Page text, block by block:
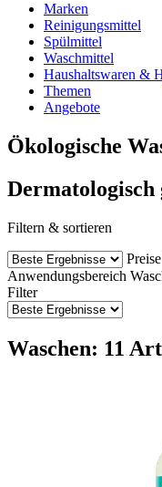
Marken
Reinigungsmittel
Spülmittel
Waschmittel
Haushaltswaren &
Themen
Angebote
Ökologische
Filtern & sortieren
Preise
Anwendungsbereich
Filter
Waschen: 11